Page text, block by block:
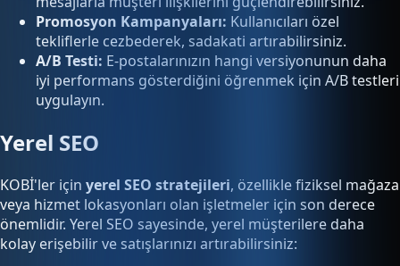
Promosyon Kampanyaları: Kullanıcıları özel
tekliflerle cezbederek, sadakati artırabilirsiniz.
A/B Testi: E-postalarınızın hangi versiyonunun daha
iyi performans gösterdiğini öğrenmek için A/B testleri
uygulayın.
Yerel SEO
KOBİ'ler için yerel SEO stratejileri, özellikle fiziksel mağaza
veya hizmet lokasyonları olan işletmeler için son derece
önemlidir. Yerel SEO sayesinde, yerel müşterilere daha
kolay erişebilir ve satışlarınızı artırabilirsiniz: